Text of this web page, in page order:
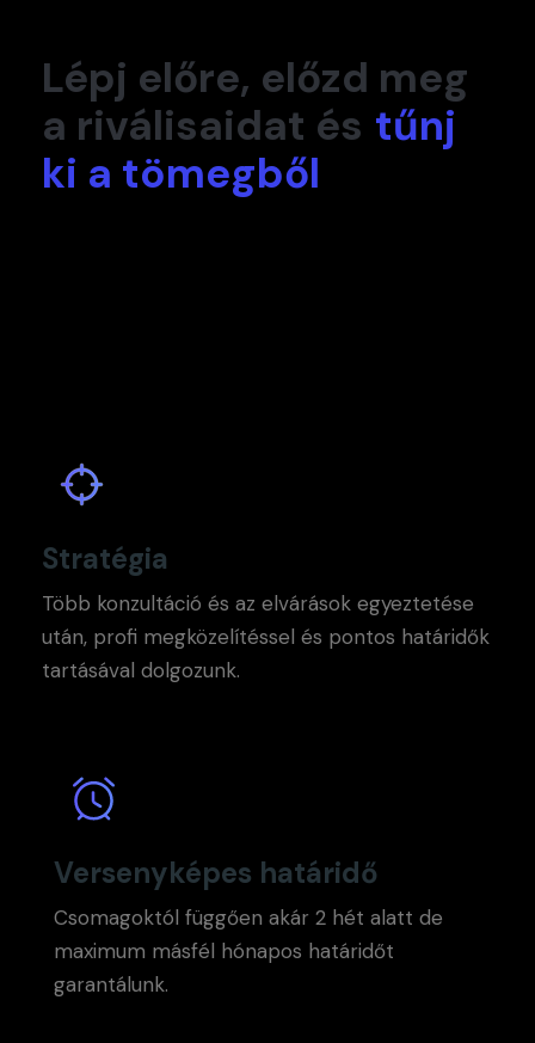
Lépj előre, előzd meg
a riválisaidat és tűnj
ki a tömegből
Stratégia
Több konzultáció és az elvárások egyeztetése
után, profi megközelítéssel és pontos határidők
tartásával dolgozunk.
Versenyképes határidő
Csomagoktól függően akár 2 hét alatt de
maximum másfél hónapos határidőt
garantálunk.